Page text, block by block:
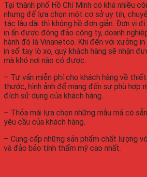
Tại thành phố Hồ Chí Minh có khá nhiều
nhưng để lựa chọn một cơ sở uy tín,
tác lâu dài thì không hề đơn giản. Đơn vị
in ấn được đông đảo công ty, doanh
hành đó là Vinanetco. Khi đến với xưởng
in sổ tay lò xo, quý khách hàng sẽ nhận
mà khó nơi nào có được.
– Tư vấn miễn phí cho khách hàng về
thước, hình ảnh để mang đến sự phù hợp
đích sử dụng của khách hàng.
– Thỏa mái lựa chọn những mẫu mã có
yêu cầu của khách hàng.
– Cung cấp những sản phẩm chất lượng
và đảo bảo tính thẩm mỹ cao nhất.